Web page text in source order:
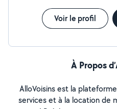
Voir le profil
À Propos
AlloVoisins est la
services et à la location de